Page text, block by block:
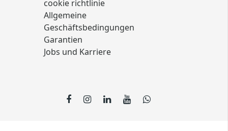
cookie richtlinie
Allgemeine
Geschäftsbedingungen
Garantien
Jobs und Karriere